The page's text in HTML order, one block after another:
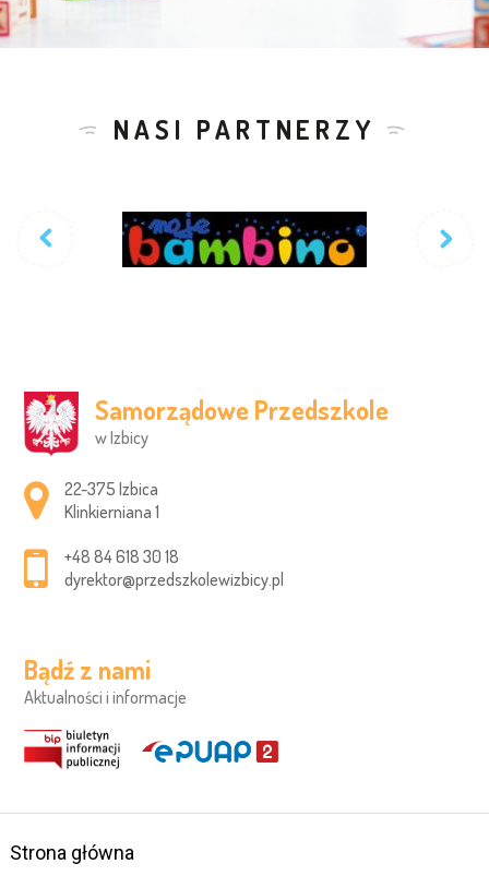
NASI PARTNERZY
Samorządowe Przedszkole
w Izbicy
Adres pocztowy:
22-375 Izbica
Klinkierniana 1
+48 84 618 30 18
dyrektor@przedszkolewizbicy.pl
Bądź z nami
Aktualności i informacje
Strona główna